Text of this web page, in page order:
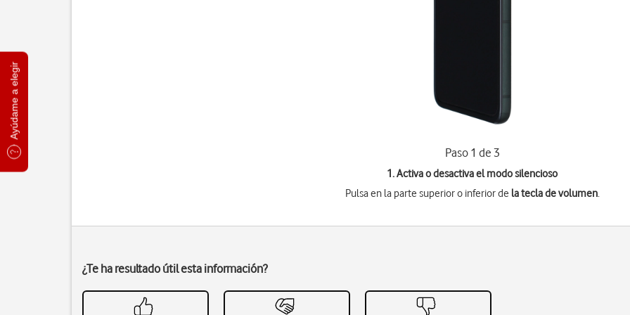
Ayúdame a elegir
Paso 1 de 3
1. Activa o desactiva el modo silencioso
Pulsa en la parte superior o inferior de la tecla de volumen.
¿Te ha resultado útil esta información?